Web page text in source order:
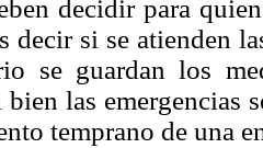
decidir para
decir si se atienden
se guardan los
bien las emergencias
temprano de una